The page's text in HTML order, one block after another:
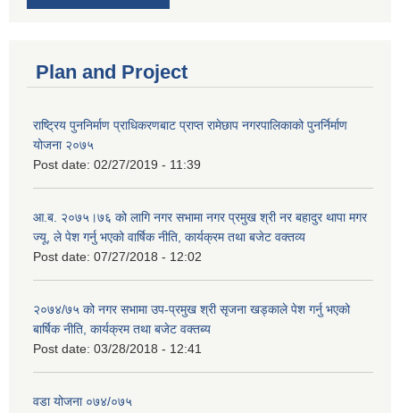
Plan and Project
राष्ट्रिय पुननिर्माण प्राधिकरणबाट प्राप्त रामेछाप नगरपालिकाको पुनर्निर्माण
योजना २०७५
Post date: 02/27/2019 - 11:39
आ.ब. २०७५।७६ को लागि नगर सभामा नगर प्रमुख श्री नर बहादुर थापा मगर
ज्यू, ले पेश गर्नु भएको वार्षिक नीति, कार्यक्रम तथा बजेट वक्तव्य
Post date: 07/27/2018 - 12:02
२०७४/७५ को नगर सभामा उप-प्रमुख श्री सृजना खड्काले पेश गर्नु भएको
बार्षिक नीति, कार्यक्रम तथा बजेट वक्तब्य
Post date: 03/28/2018 - 12:41
वडा योजना ०७४/०७५